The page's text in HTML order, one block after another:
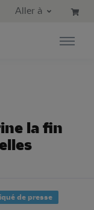
menu principal
Aller à
la fin
de presse